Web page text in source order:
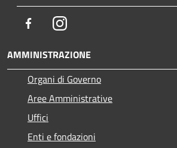
FacebookInstagram
AMMINISTRAZIONE
Organi di Governo
Aree Amministrative
Uffici
Enti e fondazioni